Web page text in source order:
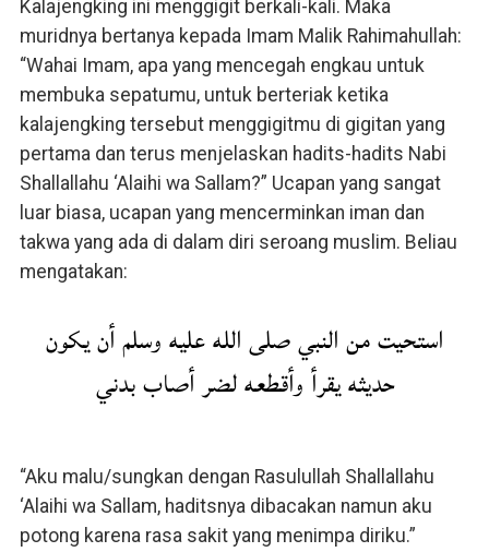
Kalajengking ini menggigit berkali-kali. Maka
muridnya bertanya kepada Imam Malik Rahimahullah:
“Wahai Imam, apa yang mencegah engkau untuk
membuka sepatumu, untuk berteriak ketika
kalajengking tersebut menggigitmu di gigitan yang
pertama dan terus menjelaskan hadits-hadits Nabi
Shallallahu ‘Alaihi wa Sallam?” Ucapan yang sangat
luar biasa, ucapan yang mencerminkan iman dan
takwa yang ada di dalam diri seroang muslim. Beliau
mengatakan:
استحيت من النبي صلى الله عليه وسلم أن يكون
حديثه يقرأ وأقطعه لضر أصاب بدني
“Aku malu/sungkan dengan Rasulullah Shallallahu
‘Alaihi wa Sallam, haditsnya dibacakan namun aku
potong karena rasa sakit yang menimpa diriku.”